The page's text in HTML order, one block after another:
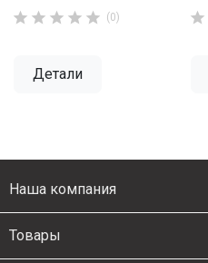
     (0)
Детали

Наша компания
Товары